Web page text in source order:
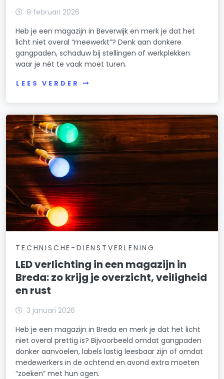
9 februari 2026
Heb je een magazijn in Beverwijk en merk je dat het
licht niet overal “meewerkt”? Denk aan donkere
gangpaden, schaduw bij stellingen of werkplekken
waar je nét te vaak moet turen.
LEES VERDER
TECHNISCHE-DIENSTVERLENING
LED verlichting in een magazijn in
Breda: zo krijg je overzicht, veiligheid
en rust
3 januari 2026
Heb je een magazijn in Breda en merk je dat het licht
niet overal prettig is? Bijvoorbeeld omdat gangpaden
donker aanvoelen, labels lastig leesbaar zijn of omdat
medewerkers in de ochtend en avond extra moeten
“zoeken” met hun ogen.